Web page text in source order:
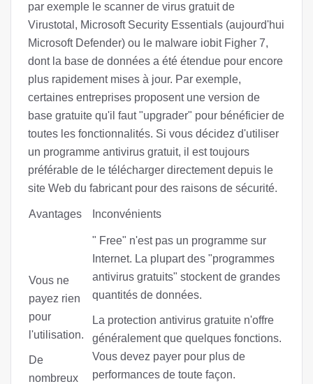
par exemple le scanner de virus gratuit de
Virustotal, Microsoft Security Essentials (aujourd'hui
Microsoft Defender) ou le malware iobit Figher 7,
dont la base de données a été étendue pour encore
plus rapidement mises à jour. Par exemple,
certaines entreprises proposent une version de
base gratuite qu'il faut "upgrader" pour bénéficier de
toutes les fonctionnalités. Si vous décidez d'utiliser
un programme antivirus gratuit, il est toujours
préférable de le télécharger directement depuis le
site Web du fabricant pour des raisons de sécurité.
Avantages Inconvénients
Vous ne
payez rien
pour
l'utilisation.
De
nombreux
" Free" n'est pas un programme sur
Internet. La plupart des "programmes
antivirus gratuits" stockent de grandes
quantités de données.
La protection antivirus gratuite n'offre
généralement que quelques fonctions.
Vous devez payer pour plus de
performances de toute façon.